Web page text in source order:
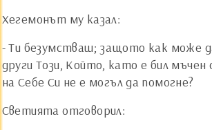
Хегемонът му казал:
- Ти безумстваш; защото как може
други Този, Който, като е бил
на Себе Си не е могъл да помогне?
Светията отговорил: